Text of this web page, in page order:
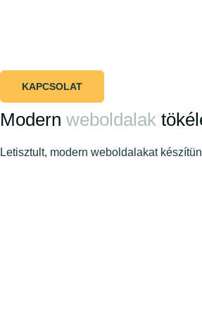
KAPCSOLAT
Modern weboldalak
Letisztult, modern weboldalakat